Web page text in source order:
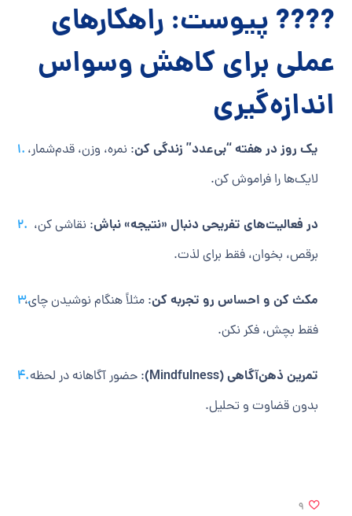
???? پیوست: راهکارهای
عملی برای کاهش وسواس
اندازه‌گیری
یک روز در هفته “بی‌عدد” زندگی کن: نمره، وزن، قدم‌شمار،
لایک‌ها را فراموش کن.
در فعالیت‌های تفریحی دنبال «نتیجه» نباش: نقاشی کن،
برقص، بخوان، فقط برای لذت.
مکث کن و احساس رو تجربه کن: مثلاً هنگام نوشیدن چای،
فقط بچش، فکر نکن.
تمرین ذهن‌آگاهی (Mindfulness)
: حضور آگاهانه در لحظه
بدون قضاوت و تحلیل.
9